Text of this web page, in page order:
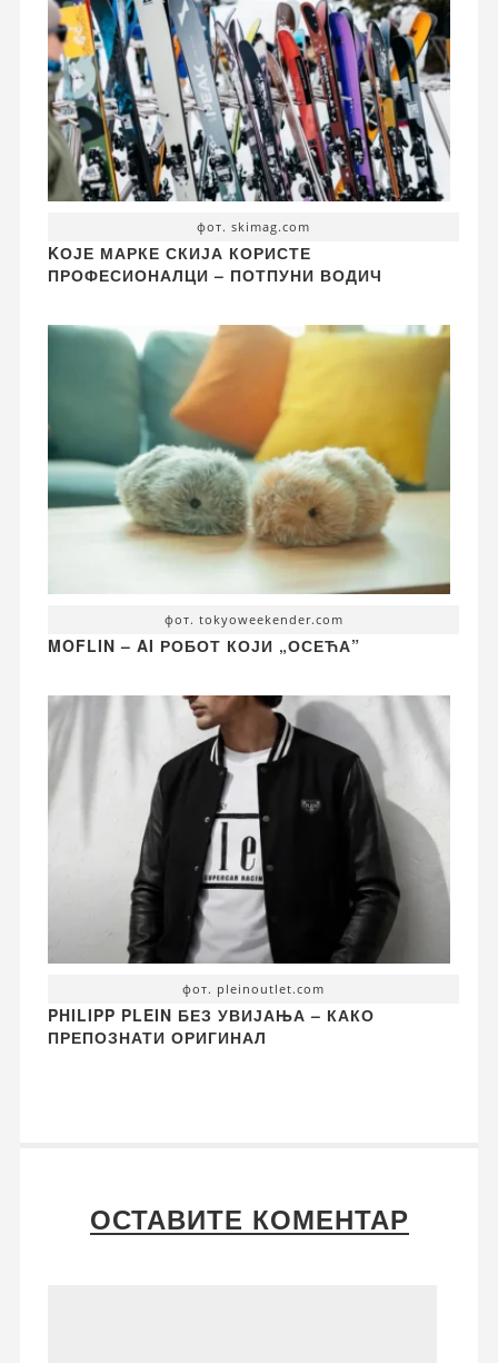
фот. skimag.com
KОЈЕ МАРКЕ СКИЈА КОРИСТЕ
ПРОФЕСИОНАЛЦИ – ПОТПУНИ ВОДИЧ
фот. tokyoweekender.com
MOFLIN – AI РОБОТ КОЈИ „ОСЕЋА”
фот. pleinoutlet.com
PHILIPP PLEIN БЕЗ УВИЈАЊА – КАКО
ПРЕПОЗНАТИ ОРИГИНАЛ
ОСТАВИТЕ КОМЕНТАР